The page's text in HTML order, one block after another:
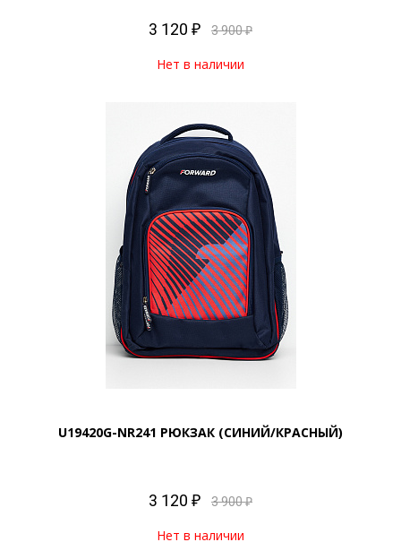
3 120 ₽ 3 900 ₽
Нет в наличии
U19420G-NR241 РЮКЗАК (СИНИЙ/КРАСНЫЙ)
3 120 ₽ 3 900 ₽
Нет в наличии